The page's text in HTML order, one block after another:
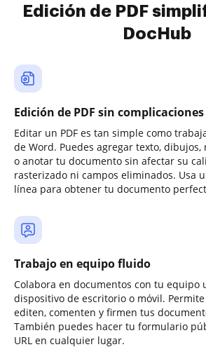
Edición de PDF
DocHub
Edición de PDF sin complicaciones
Editar un PDF es tan simple como
de Word. Puedes agregar texto,
o anotar tu documento sin afectar su
rasterizado ni campos eliminados. Usa
línea para obtener tu documento
Trabajo en equipo fluido
Colabora en documentos con tu equipo
dispositivo de escritorio o móvil.
editen, comenten y firmen tus
También puedes hacer tu formulario
URL en cualquier lugar.